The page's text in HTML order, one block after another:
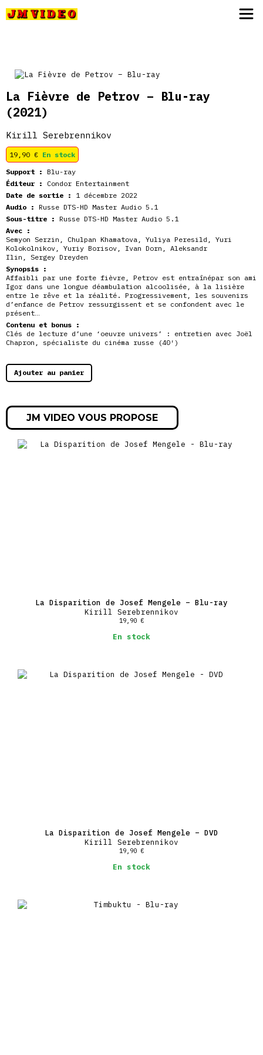
La Fièvre de Petrov – Blu-ray
(2021)
Kirill Serebrennikov
19,90 € En stock
Support : Blu-ray
Éditeur :
Condor Entertainment
Date de sortie :
1 décembre 2022
Audio : Russe DTS-HD Master Audio 5.1
Sous-titre : Russe DTS-HD Master Audio 5.1
Avec :
Semyon Serzin , Chulpan Khamatova , Yuliya Peresild , Yuri
Kolokolnikov , Yuriy Borisov , Ivan Dorn , Aleksandr
Ilin , Sergey Dreyden
Synopsis :
Affaibli par une forte fièvre, Petrov est entraînépar son ami
Igor dans une longue déambulation alcoolisée, à la lisière
entre le rêve et la réalité. Progressivement, les souvenirs
d’enfance de Petrov ressurgissent et se confondent avec le
présent…
Contenu et bonus :
Clés de lecture d’une ‘oeuvre univers’ : entretien avec Joël
Chapron, spécialiste du cinéma russe (40′)
Ajouter au panier
JM VIDEO VOUS PROPOSE
La Disparition de Josef Mengele – Blu-ray
Kirill Serebrennikov
19,90 €
En stock
La Disparition de Josef Mengele – DVD
Kirill Serebrennikov
19,90 €
En stock